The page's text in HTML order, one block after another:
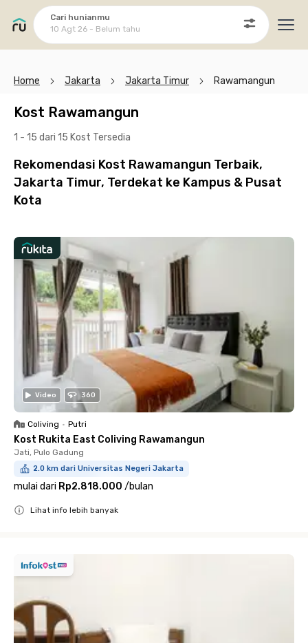
Cari hunianmu
10 Agt 26 - Belum tahu
Home Jakarta Jakarta Timur Rawamangun
Kost Rawamangun
1 - 15 dari 15 Kost Tersedia
Rekomendasi Kost Rawamangun Terbaik,
Jakarta Timur, Terdekat ke Kampus & Pusat
Kota
Video 360
Coliving • Putri
Kost Rukita East Coliving Rawamangun
Jati, Pulo Gadung
2.0 km dari Universitas Negeri Jakarta
mulai dari Rp2.818.000 /bulan
Lihat info lebih banyak